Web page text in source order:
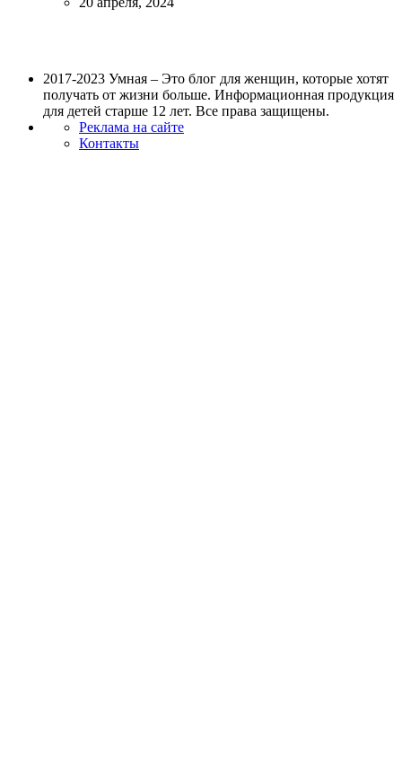
2017-2023 Умная – Это блог для женщин, которые хотят
получать от жизни больше. Информационная продукция
для детей старше 12 лет. Все права защищены.
Реклама на сайте
Контакты